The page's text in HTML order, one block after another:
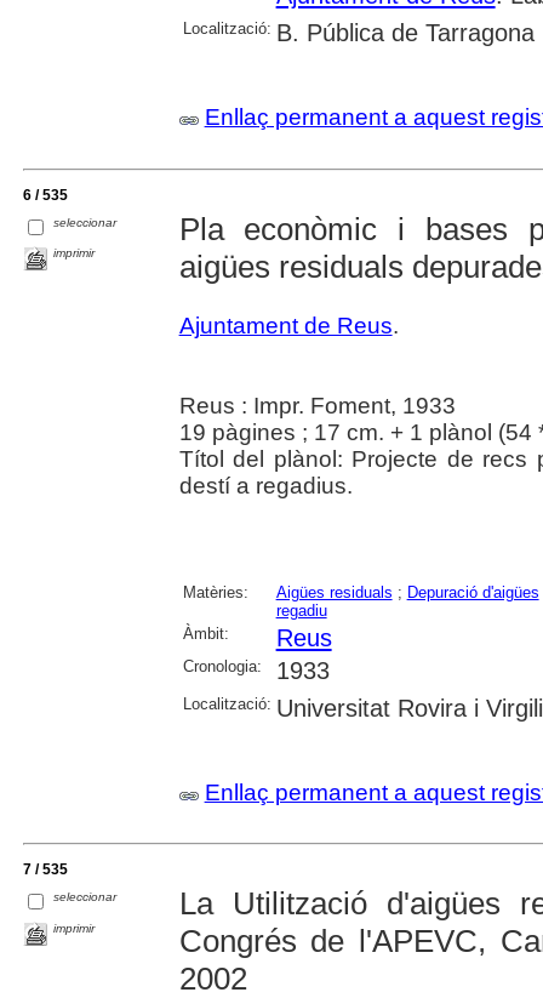
Localització: B. Pública de Tarragona
Enllaç permanent a aquest
6 / 535
seleccionar
imprimir
Pla econòmic i bases
aigües residuals
Ajuntament de Reus.
Reus : Impr. Foment, 1933
19 pàgines ; 17 cm. + 1 plànol (54
Títol del plànol: Projecte de recs
destí a regadius.
Matèries: Aigües residuals ; Depuració d'aigües
regadiu
Àmbit:
Reus
Cronologia: 1933
Localització: Universitat Rovira i
Enllaç permanent a aquest
7 / 535
seleccionar
imprimir
La Utilització d'aigües
Congrés de l'APEVC,
2002